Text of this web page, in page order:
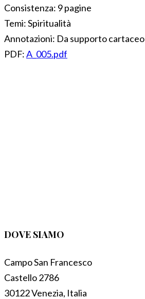
Consistenza: 9 pagine
Temi:Spiritualità
Annotazioni: Da supporto cartaceo
PDF:A_005.pdf
DOVE SIAMO
Campo San Francesco
Castello 2786
30122 Venezia, Italia